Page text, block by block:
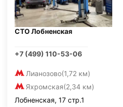
СТО Лобненская
+7 (499) 110-53-06
Лианозово(1,72 км)
Яхромская(2,34 км)
Лобненская, 17 стр.1